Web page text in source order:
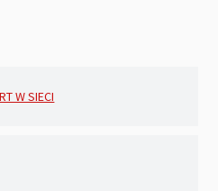
W SIECI